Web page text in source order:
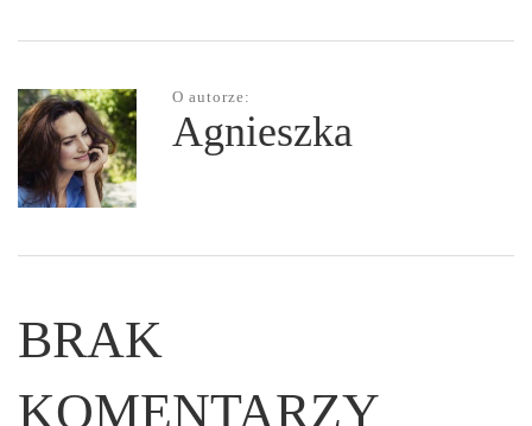
O autorze:
Agnieszka
BRAK
KOMENTARZY